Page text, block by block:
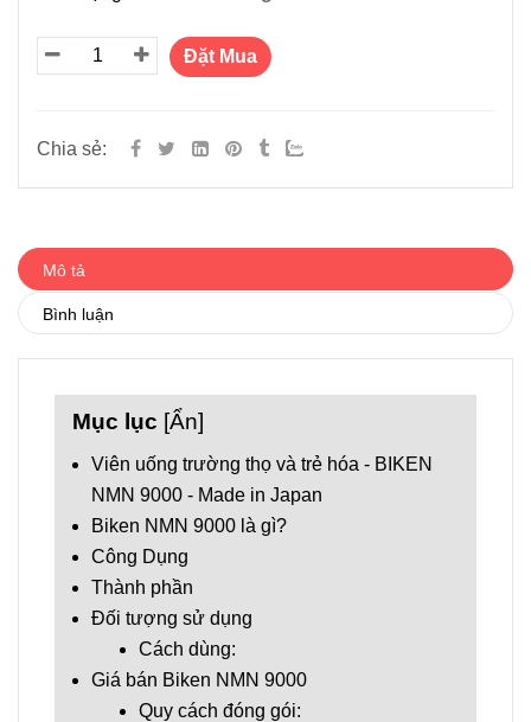
Đặt Mua
Chia sẻ:
Mô tả
Bình luận
Mục lục [Ẩn]
Viên uống trường thọ và trẻ hóa - BIKEN
NMN 9000 - Made in Japan
Biken NMN 9000 là gì?
Công Dụng
Thành phần
Đối tượng sử dụng
Cách dùng:
Giá bán Biken NMN 9000
Quy cách đóng gói: